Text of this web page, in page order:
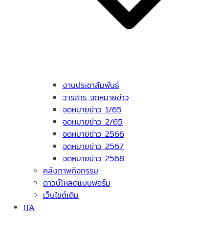
งานประชาสัมพันธ์
วารสาร จดหมายข่าว
จดหมายข่าว 1/65
จดหมายข่าว 2/65
จดหมายข่าว 2566
จดหมายข่าว 2567
จดหมายข่าว 2568
คลังภาพกิจกรรม
ดาวน์โหลดแบบฟอร์ม
เว็บไซต์เดิม
ITA